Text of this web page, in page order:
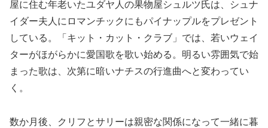
屋に住む年老いたユダヤ人の果物屋シュルツ氏は、シュナ
イダー夫人にロマンチックにもパイナップルをプレゼント
している。「キット・カット・クラブ」では、若いウェイ
ターがほがらかに愛国歌を歌い始める。明るい雰囲気で始
まった歌は、次第に暗いナチスの行進曲へと変わってい
く。
数か月後、クリフとサリーは親密な関係になって一緒に暮